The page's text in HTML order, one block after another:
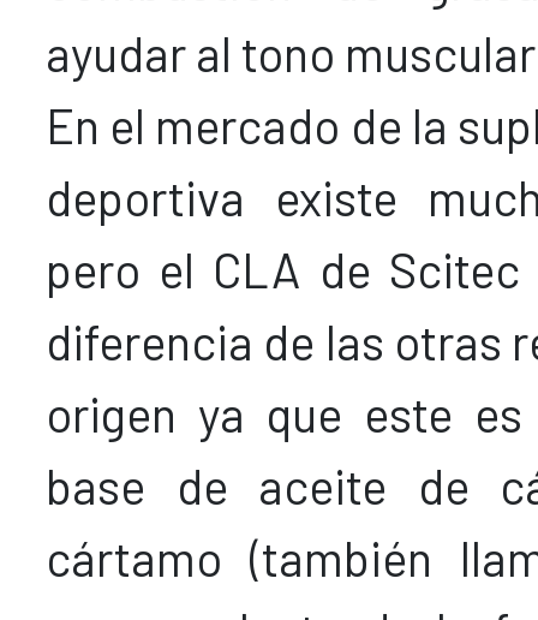
ayudar al tono
En el mercado de la
deportiva existe
pero el CLA de
diferencia de las otras
origen ya que este
base de aceite de
cártamo (también